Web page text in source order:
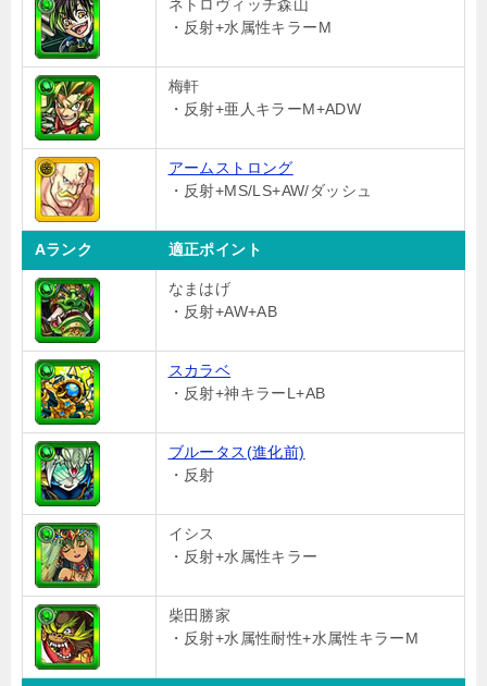
ネトロヴィッチ森山
・反射+水属性キラーM
梅軒
・反射+亜人キラーM+ADW
アームストロング
・反射+MS/LS+AW/ダッシュ
Aランク 適正ポイント
なまはげ
・反射+AW+AB
スカラベ
・反射+神キラーL+AB
ブルータス(進化前)
・反射
イシス
・反射+水属性キラー
柴田勝家
・反射+水属性耐性+水属性キラーM